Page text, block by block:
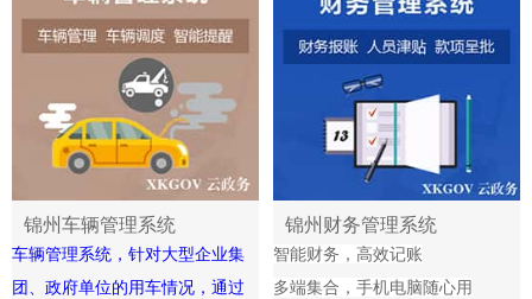
3、各个部门报送积极低，无法提
高信息收集工作。
责权限
4、设备投资，资产购置等缺乏科
学数据的支撑
锦州车辆管理系统
车辆管理系统，针对大型企业集
团、政府单位的用车情况，通过
锦州财务管理系统
智能财务，高效记账
多端集合，手机电脑随心用